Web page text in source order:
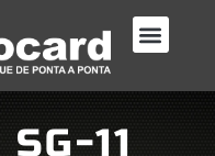
SG-11